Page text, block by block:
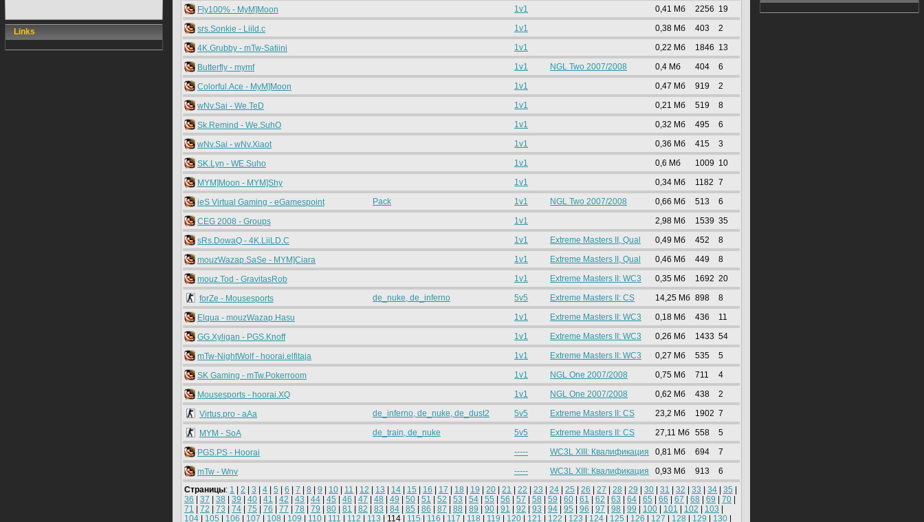
Links
Fly100% - MyM]Moon 1v1 0,41 Mб 2256 19
srs.Sonkie - Liild.c 1v1 0,38 Mб 403 2
4K.Grubby - mTw-Satiini 1v1 0,22 Mб 1846 13
Butterfly - mymf 1v1 NGL Two 2007/2008 0,4 Mб 404 6
Colorful.Ace - MyM]Moon 1v1 0,47 Mб 919 2
wNv.Sai - We.TeD 1v1 0,21 Mб 519 8
Sk.Remind - We.SuhO 1v1 0,32 Mб 495 6
wNv.Sai - wNv.Xiaot 1v1 0,36 Mб 415 3
SK.Lyn - WE.Suho 1v1 0,6 Mб 1009 10
MYM]Moon - MYM]Shy 1v1 0,34 Mб 1182 7
ieS Virtual Gaming - eGamespoint Pack 1v1 NGL Two 2007/2008 0,66 Mб 513 6
CEG 2008 - Groups 1v1 2,98 Mб 1539 35
sRs.DowaQ - 4K.LiiLD.C 1v1 Extreme Masters II, Qual 0,49 Mб 452 8
mouzWazap.SaSe - MYM]Ciara 1v1 Extreme Masters II, Qual 0,46 Mб 449 8
mouz.Tod - GravitasRob 1v1 Extreme Masters II: WC3 0,35 Mб 1692 20
forZe - Mousesports de_nuke, de_inferno 5v5 Extreme Masters II: CS 14,25 Mб 898 8
Elqua - mouzWazap.Hasu 1v1 Extreme Masters II: WC3 0,18 Mб 436 11
GG.Xyligan - PGS.Knoff 1v1 Extreme Masters II: WC3 0,26 Mб 1433 54
mTw-NightWolf - hoorai.elfitaja 1v1 Extreme Masters II: WC3 0,27 Mб 535 5
SK Gaming - mTw.Pokerroom 1v1 NGL One 2007/2008 0,75 Mб 711 4
Mousesports - hoorai.XQ 1v1 NGL One 2007/2008 0,62 Mб 438 2
Virtus.pro - aAa de_inferno, de_nuke, de_dust2 5v5 Extreme Masters II: CS 23,2 Mб 1902 7
MYM - SoA de_train, de_nuke 5v5 Extreme Masters II: CS 27,11 Mб 558 5
PGS.PS - Hoorai ----- WC3L XIII: Квалификация 0,81 Mб 694 7
mTw - Wnv ----- WC3L XIII: Квалификация 0,93 Mб 913
6
Страницы: 1 2 3 4 5 6 7 8 9 10 11 12 13 14 15 16 17 18 19 20 21 22 23 24 25 26 27 28 29 30 31 32 33 34 35
36
37 38 39 40 41 42 43 44 45 46 47 48 49 50 51 52 53 54 55 56 57 58 59 60 61 62 63 64 65 66 67 68 69 70
71
72 73 74 75 76 77 78 79 80 81 82 83 84 85 86 87 88 89 90 91 92 93 94 95 96 97 98 99 100 101 102 103
104
105 106 107 108 109 110 111 112 113 | 114 | 115 116 117 118 119 120 121 122 123 124 125 126 127 128 129 130